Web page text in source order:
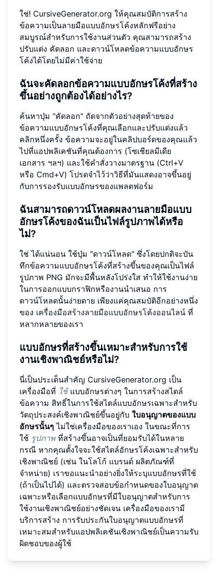
ใช่! CursiveGenerator.org ให้คุณสมบัติการสร้าง
ข้อความเป็นลายมือแบบอักษรโค้งหลักฟรีอย่าง
สมบูรณ์สำหรับการใช้งานส่วนตัว คุณสามารถสร้าง
ปรับแต่ง คัดลอก และดาวน์โหลดข้อความแบบอักษร
โค้งได้โดยไม่มีค่าใช้จ่าย
ฉันจะคัดลอกข้อความแบบอักษรโค้งที่สร้าง
ขึ้นอย่างถูกต้องได้อย่างไร?
ค้นหาปุ่ม "คัดลอก" ถัดจากตัวอย่างสุดท้ายของ
ข้อความแบบอักษรโค้งที่คุณเลือกและปรับแต่งแล้ว
คลิกหนึ่งครั้ง ข้อความจะอยู่ในคลิปบอร์ดของคุณแล้ว
ไปที่แอปพลิเคชันที่คุณต้องการ (โซเชียลมีเดีย
เอกสาร ฯลฯ) และใช้คำสั่งวางมาตรฐาน (Ctrl+V
หรือ Cmd+V) โปรดจำไว้ว่าวิธีที่มันแสดงอาจขึ้นอยู่
กับการรองรับแบบอักษรของแพลตฟอร์ม
ฉันสามารถดาวน์โหลดผลงานลายมือแบบ
อักษรโค้งของฉันเป็นไฟล์รูปภาพได้หรือ
ไม่?
ใช่ ได้แน่นอน ใช้ปุ่ม "ดาวน์โหลด" ซึ่งโดยปกติจะบัน
ทึกข้อความแบบอักษรโค้งที่สร้างขึ้นของคุณเป็นไฟล์
รูปภาพ PNG มักจะมีพื้นหลังโปร่งใส ทำให้ใช้งานง่าย
ในการออกแบบกราฟิกหรืองานนำเสนอ การ
ดาวน์โหลดนั้นง่ายดาย เพียงแค่คุณสมบัติอีกอย่างหนึ่ง
ของ เครื่องมือสร้างลายมือแบบอักษรโค้งออนไลน์ ที่
หลากหลายของเรา
แบบอักษรที่สร้างขึ้นเหมาะสำหรับการใช้
งานเชิงพาณิชย์หรือไม่?
นี่เป็นประเด็นสำคัญ CursiveGenerator.org เป็น
เครื่องมือที่ ใช้แบบอักษรต่างๆ ในการสร้างสไตล์
ข้อความ สิทธิ์ในการใช้สไตล์แบบอักษรเฉพาะสำหรับ
วัตถุประสงค์เชิงพาณิชย์ขึ้นอยู่กับ ใบอนุญาตของแบบ
อักษรนั้นๆ ไม่ใช่เครื่องมือของเราเอง ในขณะที่การ
ใช้ รูปภาพที่สร้างขึ้นอาจเป็นที่ยอมรับได้ในหลาย
กรณี หากคุณตั้งใจจะใช้สไตล์อักษรโค้งเฉพาะสำหรับ
เชิงพาณิชย์ (เช่น ในโลโก้ แบรนด์ ผลิตภัณฑ์ที่
จำหน่าย) เราขอแนะนำอย่างยิ่งให้ระบุแบบอักษรที่ใช้
(ถ้าเป็นไปได้) และตรวจสอบข้อกำหนดของใบอนุญาต
เฉพาะหรือเลือกแบบอักษรที่มีใบอนุญาตสำหรับการ
ใช้งานเชิงพาณิชย์อย่างชัดเจน เครื่องมือของเรามี
บริการสร้าง การรับประกันใบอนุญาตแบบอักษรที่
เหมาะสมสำหรับแอปพลิเคชันเชิงพาณิชย์เป็นความรับ
ผิดชอบของผู้ใช้